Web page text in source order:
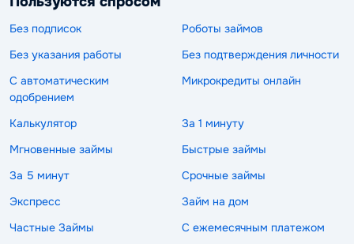
Без подписок
Роботы займов
Без указания работы
Без подтверждения личности
С автоматическим
одобрением
Микрокредиты онлайн
Калькулятор
За 1 минуту
Мгновенные займы
Быстрые займы
За 5 минут
Срочные займы
Экспресс
Займ на дом
Частные Займы
С ежемесячным платежом